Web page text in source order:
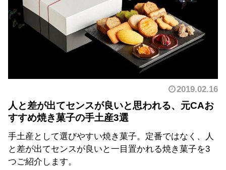
2019.02.16
人と差が出てセンスが良いと思われる、元CAお
すすめ焼き菓子の手土産3選
手土産として選びやすい焼き菓子。定番ではなく、人
と差が出てセンスが良いと一目置かれる焼き菓子を3
つご紹介します。